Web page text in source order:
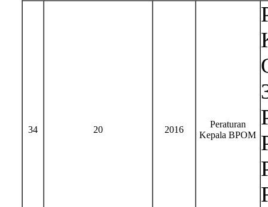
34 20 2016
Peraturan
Kepala BPOM